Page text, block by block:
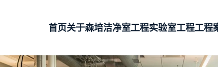
首页关于森培洁净室工程实验室工程工程